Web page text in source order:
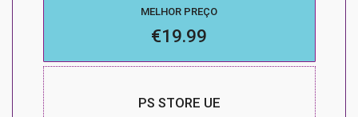
MELHOR PREÇO
€19.99
PS STORE UE